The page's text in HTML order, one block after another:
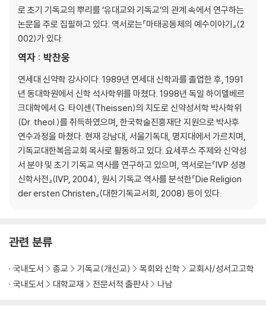
제11장 클라우디우스 황제 즉위와 아그립바 1세의 통치 및 사망
제12장 쿠마누스와 펠릭스 총독 당시 발생한 사건들, 네로의 즉위
제13장 네로 즉위 이후 유대 및 가이사랴에서 발생한 사건들
제14장 플로루스 총독의 학정과 전쟁의 불씨가 된 가이사랴 분쟁
제15장 플로루스 총독의 전쟁유발 음모
제16장 전쟁을 막기 위한 아그립바 2세의 연설
제17장 유대인 저항군의 전쟁 시작
제18장 곳곳에서 발생한 유대인 학살
제19장 케스티우스 총독의 예루살렘 진격 실패
제20장 유대인들의 전쟁지휘관 선발, 갈릴리 지휘관으로 파견된 요세푸
제21장 요세푸스와 기스칼라의 요한의 대립
제22장 예루살렘의 전쟁준비
제1장 총사령관으로 파견된 베스파시아누스 총독
제2장 유대인들의 아스글론 공격 실패와 프톨레메스로 진군한 베스파시
아누스
제3장 갈릴리, 사마리아, 유대지역에 대한 묘사
로 초기 기독교의 뿌리를 ‘유대교와 기독교’의 관계 속에서 연구하는
논문을 주로 집필하고 있다. 역서로는『마태공동체의 예수이야기』(2
002)가 있다.
역자 : 박찬웅
연세대 신약학 강사이다. 1989년 연세대 신학과를 졸업한 후, 1991
년 동대학원에서 신학 석사학위를 마쳤다. 1998년 독일 하이델베르
크대학에서 G. 타이센(Theissen)의 지도로 신약성서학 박사학위
(Dr. theol.)를 취득하였으며, 한국학술진흥재단 지원으로 박사후
연수과정을 마쳤다. 현재 강남대, 서울기독대, 명지대에서 가르치며,
기독교대한복음교회 목사로 활동하고 있다. 요세푸스 주제와 신약성
서 분야 및 초기 기독교 역사를 연구하고 있으며, 역서로는『IVP 성경
신학사전』(IVP, 2004), 원시 기독교 역사를 분석한『Die Religion
der ersten Christen』(대한기독교서회, 2008) 등이 있다.
관련 분류
국내도서 종교 기독교(개신교) 목회와 신학
교회사/성서고고학
국내도서
대학교재 전문서적 출판사 나남